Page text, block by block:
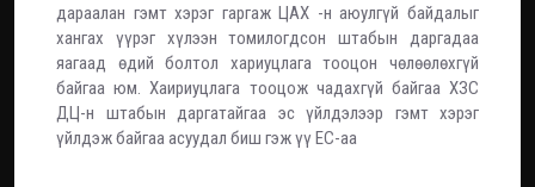
дараалан гэмт хэрэг гаргаж ЦАХ -н аюулгүй байдалыг
хангах үүрэг хүлээн томилогдсон штабын даргадаа
яагаад өдий болтол хариуцлага тооцон чөлөөлөхгүй
байгаа юм. Хаириуцлага тооцож чадахгүй байгаа ХЗС
ДЦ-н штабын даргатайгаа эс үйлдэлээр гэмт хэрэг
үйлдэж байгаа асуудал биш гэж үү ЕС-аа